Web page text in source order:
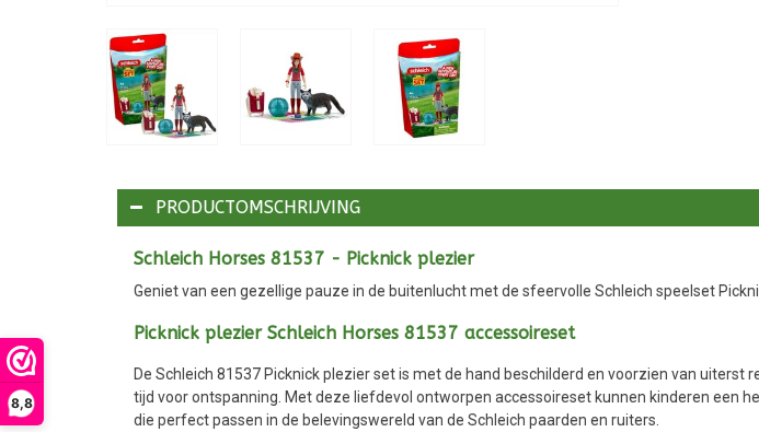
8,8
PRODUCTOMSCHRIJVING
Schleich Horses 81537 - Picknick plezier
Geniet van een gezellige pauze in de buitenlucht met de sfeervolle Schleich speelset
Picknick plezier Schleich Horses 81537 accessoireset
De Schleich 81537 Picknick plezier set is met de hand beschilderd en voorzien van
tijd voor ontspanning. Met deze liefdevol ontworpen accessoireset kunnen kinderen een
die perfect passen in de belevingswereld van de Schleich paarden en ruiters.